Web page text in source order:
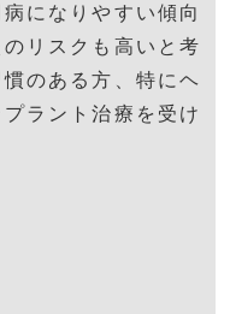
になりやすい傾向
リスクも高いと考
のある方、特にヘ
ラント治療を受け